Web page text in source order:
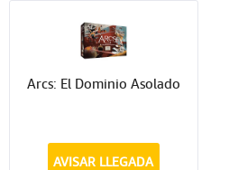
Arcs: El Dominio Asolado
AVISAR LLEGADA